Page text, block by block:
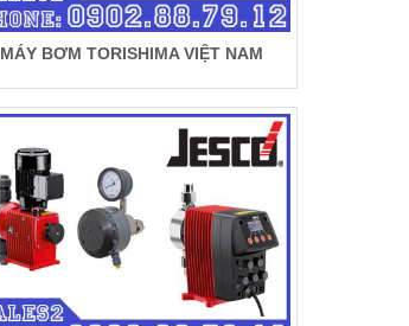
MÁY BƠM TORISHIMA VIỆT NAM